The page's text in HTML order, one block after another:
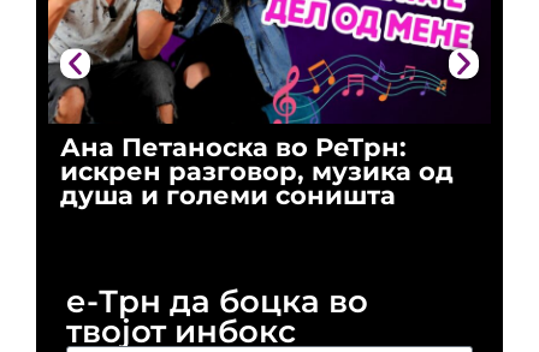
Ана Петаноска во РеТрн:
искрен разговор, музика од
душа и големи соништа
е-Трн да боцка во
твојот инбокс